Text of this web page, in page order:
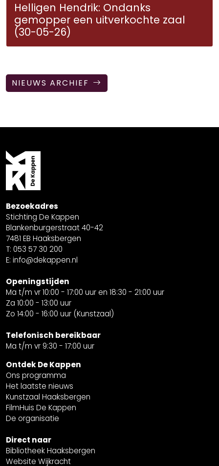
Helligen Hendrik: Ondanks
gemopper een uitverkochte zaal
(30-05-26)
NIEUWS ARCHIEF
Bezoekadres
Stichting De Kappen
Blankenburgerstraat 40-42
7481 EB Haaksbergen
T: 053 57 30 200
E: info@dekappen.nl
Openingstijden
Ma t/m vr 10:00 - 17:00 uur en 18:30 - 21:00 uur
Za 10:00 - 13:00 uur
Zo 14:00 - 16:00 uur (Kunstzaal)
Telefonisch bereikbaar
Ma t/m vr 9:30 - 17:00 uur
Ontdek De Kappen
Ons programma
Het laatste nieuws
Kunstzaal Haaksbergen
FilmHuis De Kappen
De organisatie
Direct naar
Bibliotheek Haaksbergen
Website Wijkracht